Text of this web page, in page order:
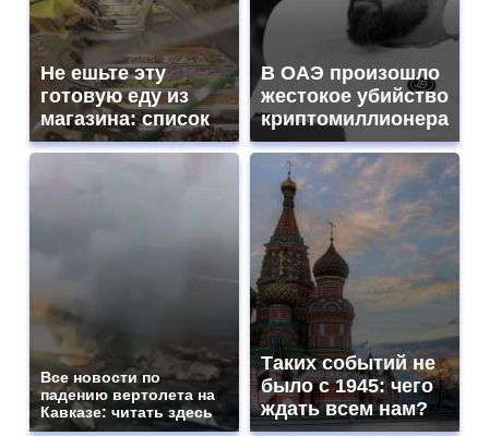
Не ешьте эту
готовую еду из
магазина: список
В ОАЭ произошло
жестокое убийство
криптомиллионера
Все новости по
падению вертолета на
Кавказе: читать здесь
Таких событий не
было с 1945: чего
ждать всем нам?